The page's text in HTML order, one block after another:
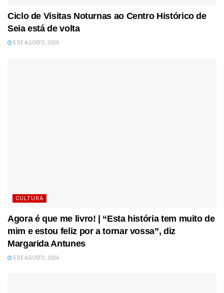
Ciclo de Visitas Noturnas ao Centro Histórico de
Seia está de volta
5 DE AGOSTO, 2026
CULTURA
Agora é que me livro! | “Esta história tem muito de
mim e estou feliz por a tornar vossa”, diz
Margarida Antunes
5 DE AGOSTO, 2026